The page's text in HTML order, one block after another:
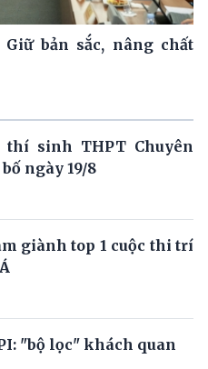
bản sắc, nâng chất
sinh THPT Chuyên
ngày 19/8
giành top 1 cuộc thi trí
"bộ lọc" khách quan